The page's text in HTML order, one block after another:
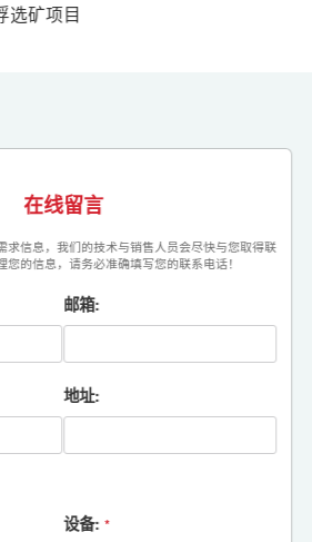
选矿项目
在线留言
求信息，我们的技术与销售人员会尽快与您取得联
您的信息，请务必准确填写您的联系电话！
邮箱:
地址:
设备: *